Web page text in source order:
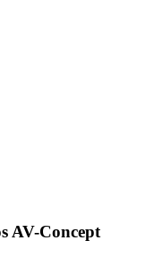
AV-Concept